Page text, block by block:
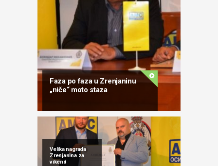
Faza po faza u Zrenjaninu
„niče“ moto staza
Velika nagrada
Zrenjanina za
vikend